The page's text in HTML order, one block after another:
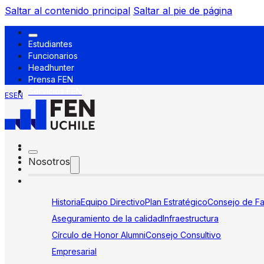
Saltar al contenido principal Saltar al pie de página
Estudiantes
Funcionarios
Headhunter
Prensa FEN
ESEN
Nosotros
HistoriaEquipo DirectivoPlan EstratégicoConsejo de
Aseguramiento de la calidadInfraestructura
Círculo de Honor AlumniConsejo Consultivo
Empresarial